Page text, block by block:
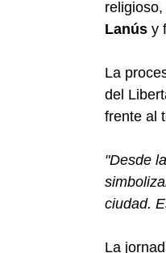
Lanús y
La
del
frente al
"Desde
ciudad.
La